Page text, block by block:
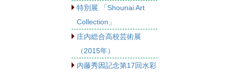
特別展 「Shounai Art
Collection」
庄内総合高校芸術展
（2015年）
内藤秀因記念第17回水彩